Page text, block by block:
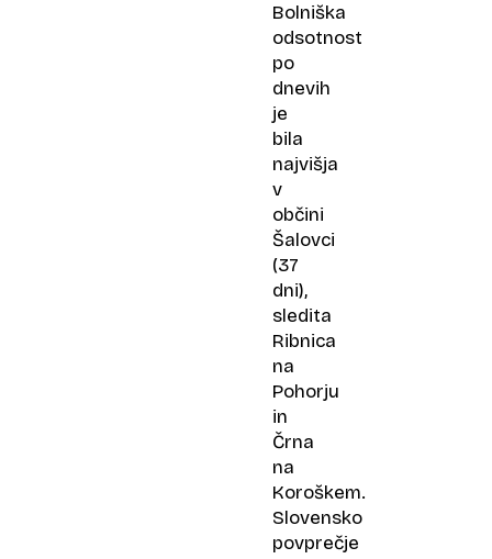
Bolniška
odsotnost
po
dnevih
je
bila
najvišja
v
občini
Šalovci
(37
dni),
sledita
Ribnica
na
Pohorju
in
Črna
na
Koroškem.
Slovensko
povprečje